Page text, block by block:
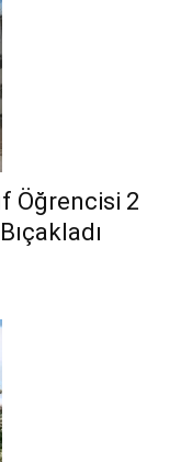
Öğrencisi 2